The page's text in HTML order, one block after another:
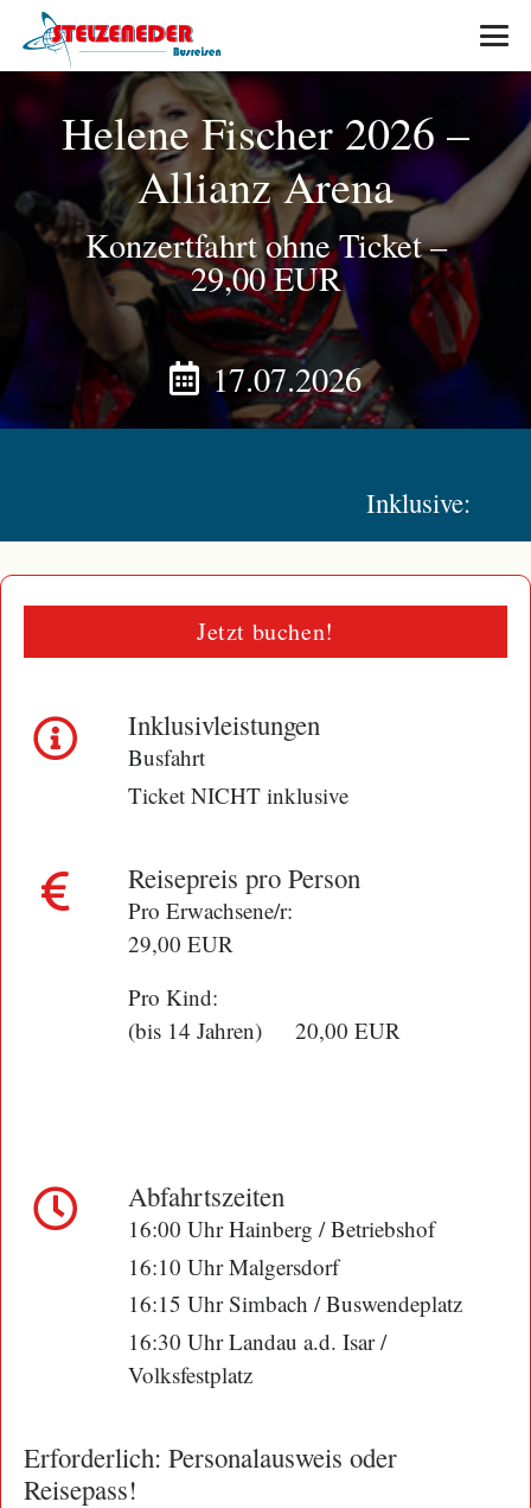
Helene Fischer 2026 –
Allianz Arena
Konzertfahrt ohne Ticket–
29,00 EUR
17.07.2026
Inklusive:
Jetzt buchen!
Inklusivleistungen
Busfahrt
Ticket NICHT inklusive
Reisepreis pro Person
Pro Erwachsene/r:
29,00 EUR
Pro Kind:
(bis 14 Jahren) 20,00 EUR
Abfahrtszeiten
16:00 Uhr Hainberg / Betriebshof
16:10 Uhr Malgersdorf
16:15 Uhr Simbach / Buswendeplatz
16:30 Uhr Landau a.d. Isar /
Volksfestplatz
Erforderlich: Personalausweis oder
Reisepass!